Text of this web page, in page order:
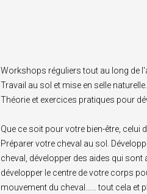
Workshops réguliers tout au long de
Travail au sol et mise en selle naturelle.
Théorie et exercices pratiques pour
Que ce soit pour votre bien-être, celui
Préparer votre cheval au sol.
cheval, développer des aides qui sont
développer le centre de votre corps
mouvement du cheval...... tout cela et